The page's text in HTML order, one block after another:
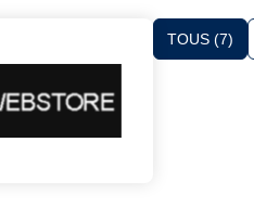
TOUS (7)